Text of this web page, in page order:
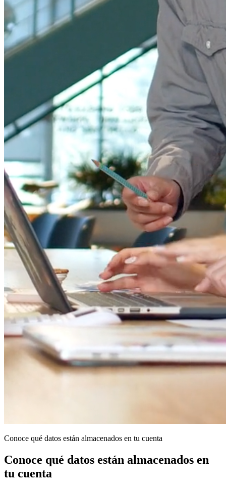
Conoce qué datos están almacenados en tu cuenta
Conoce qué datos están almacenados en
tu cuenta